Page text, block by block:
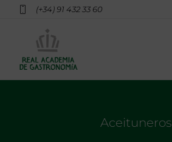
(+34) 91 432 33 60
Aceituneros